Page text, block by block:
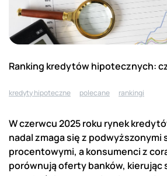
Ranking kredytów hipotecznych:
kredyty hipoteczne polecane rankingi
W czerwcu 2025 roku rynek
nadal zmaga się z podwyższonymi
procentowymi, a konsumenci z
porównują oferty banków, kierując